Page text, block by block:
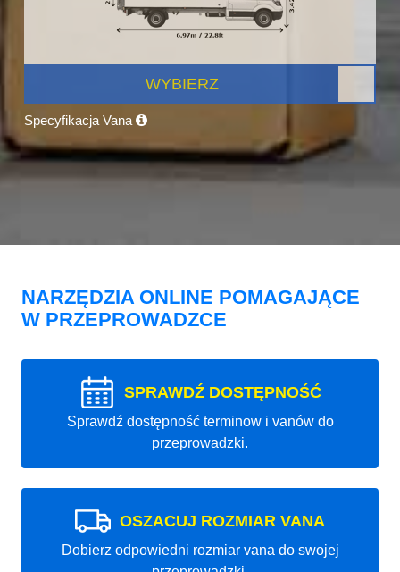
WYBIERZ
Specyfikacja Vana
NARZĘDZIA ONLINE POMAGAJĄCE
W PRZEPROWADZCE
SPRAWDŹ DOSTĘPNOŚĆ
Sprawdź dostępność terminow i vanów do
przeprowadzki.
OSZACUJ ROZMIAR VANA
Dobierz odpowiedni rozmiar vana do swojej